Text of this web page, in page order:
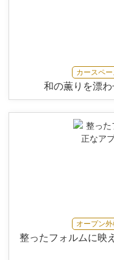
カースペー
和の薫りを漂
オープン
整ったフォルムに